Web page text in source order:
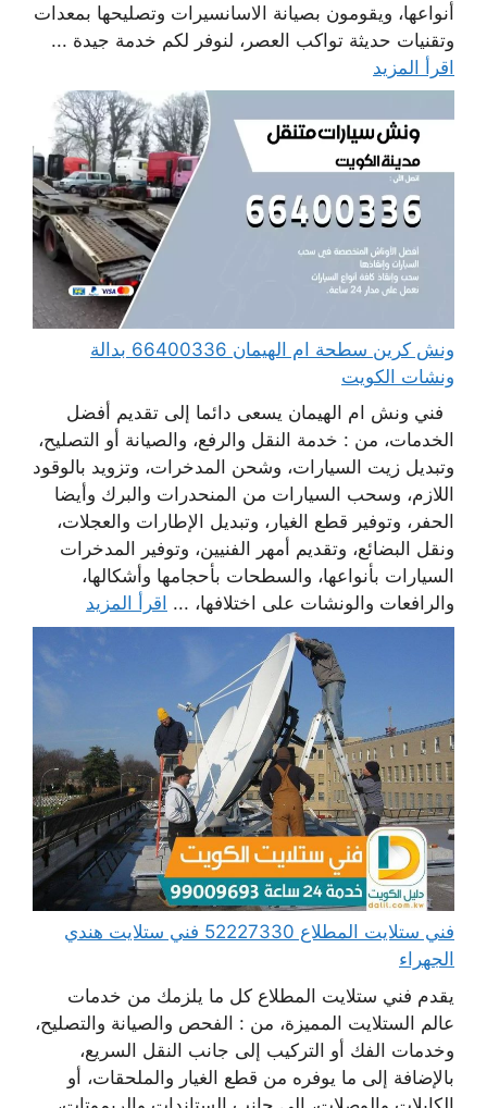
أنواعها، ويقومون بصيانة الاسانسيرات وتصليحها بمعدات
وتقنيات حديثة تواكب العصر، لنوفر لكم خدمة جيدة ...
اقرأ المزيد
ونش كرين سطحة ام الهيمان 66400336 بدالة
ونشات الكويت
فني ونش ام الهيمان يسعى دائما إلى تقديم أفضل
الخدمات، من : خدمة النقل والرفع، والصيانة أو التصليح،
وتبديل زيت السيارات، وشحن المدخرات، وتزويد بالوقود
اللازم، وسحب السيارات من المنحدرات والبرك وأيضا
الحفر، وتوفير قطع الغيار، وتبديل الإطارات والعجلات،
ونقل البضائع، وتقديم أمهر الفنيين، وتوفير المدخرات
السيارات بأنواعها، والسطحات بأحجامها وأشكالها،
والرافعات والونشات على اختلافها، ... اقرأ المزيد
فني ستلايت المطلاع 52227330 فني ستلايت هندي
الجهراء
يقدم فني ستلايت المطلاع كل ما يلزمك من خدمات
عالم الستلايت المميزة، من : الفحص والصيانة والتصليح،
وخدمات الفك أو التركيب إلى جانب النقل السريع،
بالإضافة إلى ما يوفره من قطع الغيار والملحقات، أو